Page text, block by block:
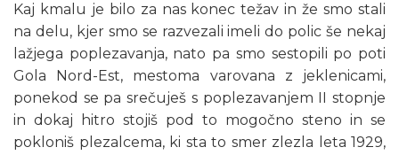
Kaj kmalu je bilo za nas konec težav in že smo stali
na delu, kjer smo se razvezali imeli do polic še nekaj
lažjega poplezavanja, nato pa smo sestopili po poti
Gola Nord-Est, mestoma varovana z jeklenicami,
ponekod se pa srečuješ s poplezavanjem II stopnje
in dokaj hitro stojiš pod to mogočno steno in se
pokloniš plezalcema, ki sta to smer zlezla leta 1929,